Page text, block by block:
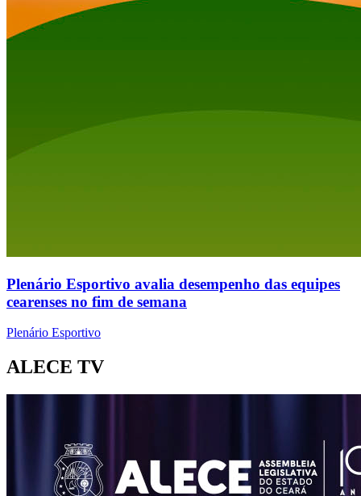
Plenário Esportivo avalia desempenho das equipes
cearenses no fim de semana
Plenário Esportivo
ALECE TV